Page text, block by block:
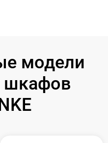
модели
шкафов